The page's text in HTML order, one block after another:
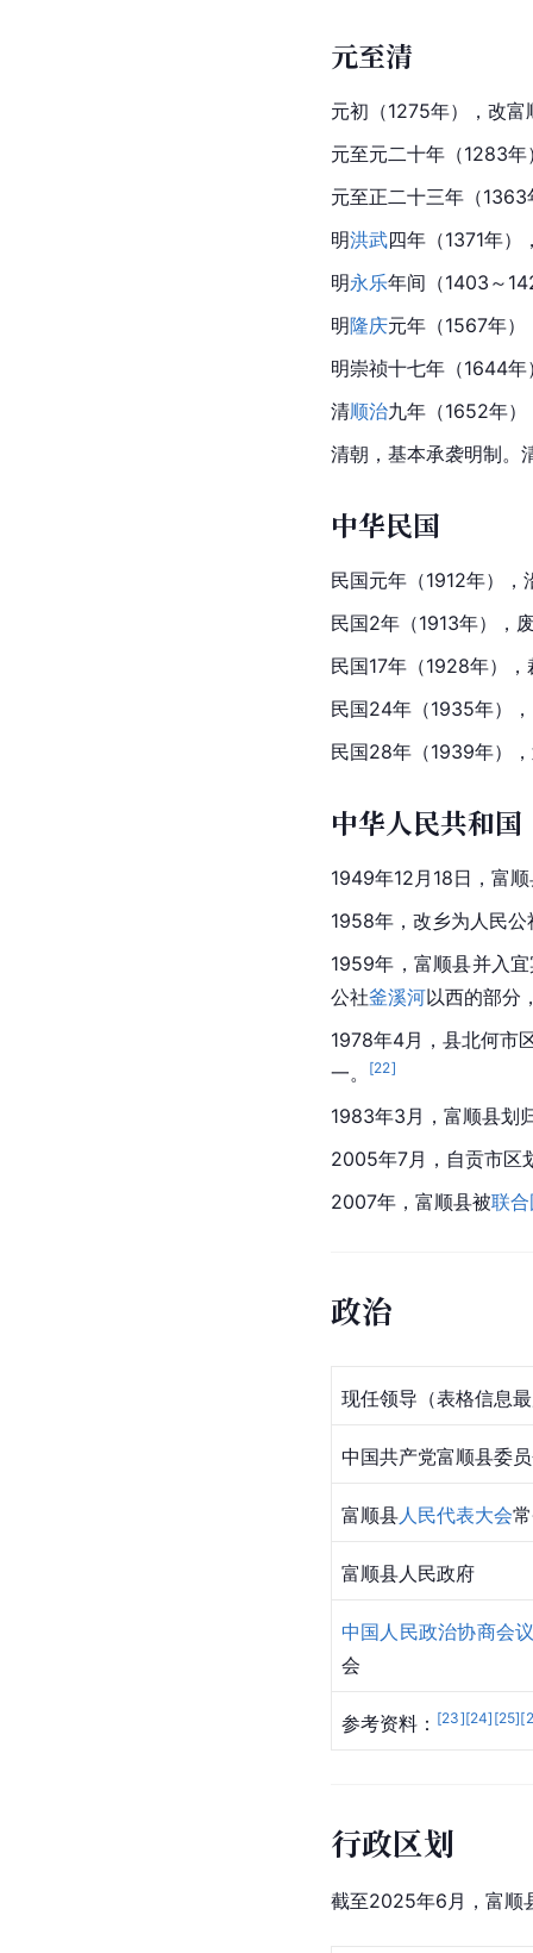
元至清
元初（1275年），改
元至元二十年（1283
元至正二十三年（1363
明洪武四年（1371年
明永乐年间（1403～
明隆庆元年（1567年
明崇祯十七年（1644年
清顺治九年（1652年）
清朝，基本承袭明制。
中华民国
民国元年（1912年）
民国2年（1913年），
民国17年（1928年）
民国24年（1935年），
民国28年（1939年）
中华人民共和国
1949年12月18日，富
1958年，改乡为人民
1959年，富顺县并入
公社釜溪河以西的部分
1978年4月，县北何市
一。
[22]
1983年3月，富顺县划
2005年7月，自贡市区
2007年，富顺县被联
政治
现任领导（表格信息
中国共产党富顺县委
富顺县人民代表大会
富顺县人民政府
中国人民政治协商会
会
参考资料： [23][24] [25][
行政区划
截至2025年6月，富顺